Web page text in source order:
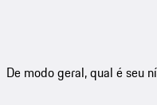
De modo geral, qual é seu